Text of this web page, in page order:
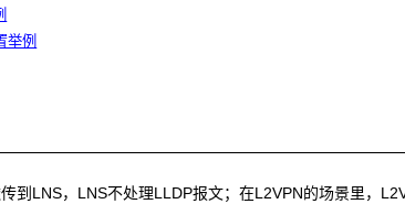
举例
到LNS，LNS不处理LLDP报文；在L2VPN的场景里，